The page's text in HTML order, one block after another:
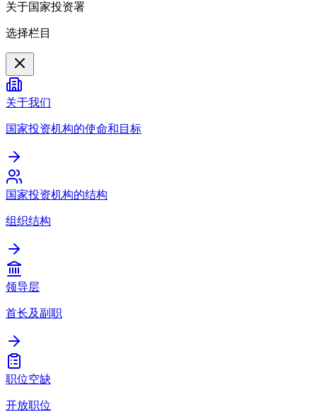
关于国家投资署
选择栏目
关于我们
国家投资机构的使命和目标
国家投资机构的结构
组织结构
领导层
首长及副职
职位空缺
开放职位